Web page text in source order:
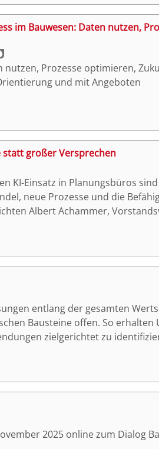
Baustelle bis hin zum
Vereins Digital-Zentrum Bau
Austausch kontinuierlich
im Bauwesen: Daten nutzen,
nutzen, Prozesse optimieren,
und mit Angeboten
statt großer Versprechen
KI-Einsatz in Planungsbüros
neue Prozesse und die
Albert Achammer,
Intelligenz in der
entlang der gesamten
Bausteine offen. So
zielgerichtet zu
2025 online zum Dialog